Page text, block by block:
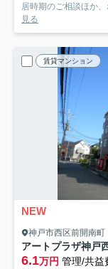
居時期のご相談ほか
見る
賃貸マンション
NEW
神戸市西区前開南町
アートプラザ神戸
6.1万円 管理/共益